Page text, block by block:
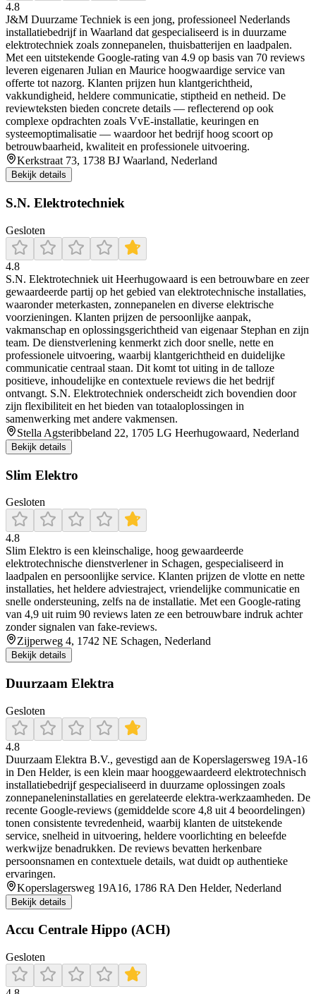
4.8
J&M Duurzame Techniek is een jong, professioneel Nederlands
installatiebedrijf in Waarland dat gespecialiseerd is in duurzame
elektrotechniek zoals zonnepanelen, thuisbatterijen en laadpalen.
Met een uitstekende Google-rating van 4.9 op basis van 70 reviews
leveren eigenaren Julian en Maurice hoogwaardige service van
offerte tot nazorg. Klanten prijzen hun klantgerichtheid,
vakkundigheid, heldere communicatie, stiptheid en netheid. De
reviewteksten bieden concrete details — reflecterend op ook
complexe opdrachten zoals VvE-installatie, keuringen en
systeemoptimalisatie — waardoor het bedrijf hoog scoort op
betrouwbaarheid, kwaliteit en professionele uitvoering.
Kerkstraat 73, 1738 BJ Waarland, Nederland
Bekijk details
S.N. Elektrotechniek
Gesloten
4.8
S.N. Elektrotechniek uit Heerhugowaard is een betrouwbare en zeer
gewaardeerde partij op het gebied van elektrotechnische installaties,
waaronder meterkasten, zonnepanelen en diverse elektrische
voorzieningen. Klanten prijzen de persoonlijke aanpak,
vakmanschap en oplossingsgerichtheid van eigenaar Stephan en zijn
team. De dienstverlening kenmerkt zich door snelle, nette en
professionele uitvoering, waarbij klantgerichtheid en duidelijke
communicatie centraal staan. Dit komt tot uiting in de talloze
positieve, inhoudelijke en contextuele reviews die het bedrijf
ontvangt. S.N. Elektrotechniek onderscheidt zich bovendien door
zijn flexibiliteit en het bieden van totaaloplossingen in
samenwerking met andere vakmensen.
Stella Agsteribbeland 22, 1705 LG Heerhugowaard, Nederland
Bekijk details
Slim Elektro
Gesloten
4.8
Slim Elektro is een kleinschalige, hoog gewaardeerde
elektrotechnische dienstverlener in Schagen, gespecialiseerd in
laadpalen en persoonlijke service. Klanten prijzen de vlotte en nette
installaties, het heldere adviestraject, vriendelijke communicatie en
snelle ondersteuning, zelfs na de installatie. Met een Google‑rating
van 4,9 uit ruim 90 reviews laten ze een betrouwbare indruk achter
zonder signalen van fake‑reviews.
Zijperweg 4, 1742 NE Schagen, Nederland
Bekijk details
Duurzaam Elektra
Gesloten
4.8
Duurzaam Elektra B.V., gevestigd aan de Koperslagersweg 19A‑16
in Den Helder, is een klein maar hooggewaardeerd elektrotechnisch
installatiebedrijf gespecialiseerd in duurzame oplossingen zoals
zonnepaneleninstallaties en gerelateerde elektra‑werkzaamheden. De
recente Google‑reviews (gemiddelde score 4,8 uit 4 beoordelingen)
tonen consistente tevredenheid, waarbij klanten de uitstekende
service, snelheid in uitvoering, heldere voorlichting en beleefde
werkwijze benadrukken. De reviews bevatten herkenbare
persoonsnamen en contextuele details, wat duidt op authentieke
ervaringen.
Koperslagersweg 19A16, 1786 RA Den Helder, Nederland
Bekijk details
Accu Centrale Hippo (ACH)
Gesloten